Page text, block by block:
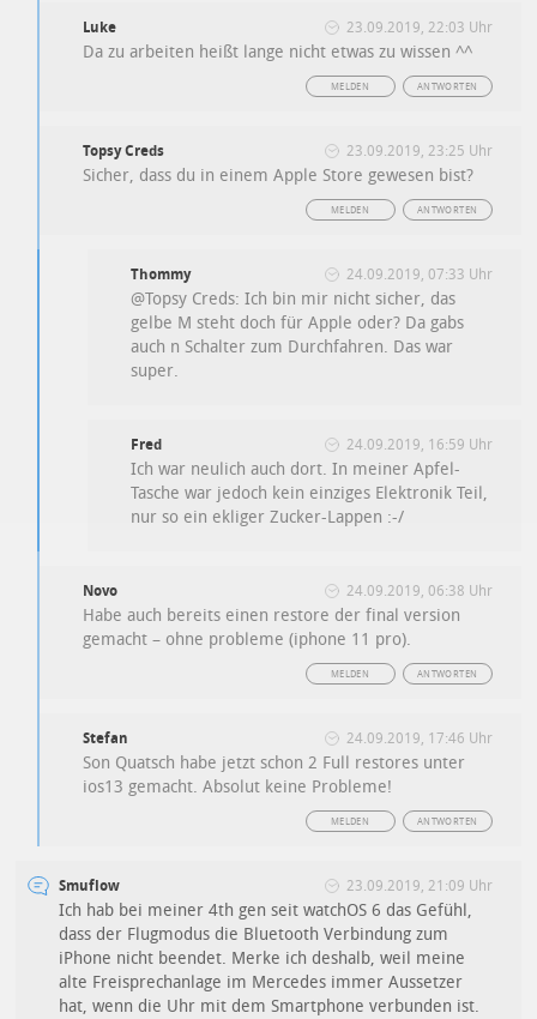
Luke 23.09.2019, 22:03 Uhr
Da zu arbeiten heißt lange nicht etwas zu wissen ^^
ANTWORTEN
MELDEN
Topsy Creds 23.09.2019, 23:25 Uhr
Sicher, dass du in einem Apple Store gewesen bist?
ANTWORTEN
MELDEN
Thommy 24.09.2019, 07:33 Uhr
@Topsy Creds: Ich bin mir nicht sicher, das
gelbe M steht doch für Apple oder? Da gabs
auch n Schalter zum Durchfahren. Das war
super.
Fred 24.09.2019, 16:59 Uhr
Ich war neulich auch dort. In meiner Apfel-
Tasche war jedoch kein einziges Elektronik Teil,
nur so ein ekliger Zucker-Lappen :-/
Novo 24.09.2019, 06:38 Uhr
Habe auch bereits einen restore der final version
gemacht – ohne probleme (iphone 11 pro).
ANTWORTEN
MELDEN
Stefan 24.09.2019, 17:46 Uhr
Son Quatsch habe jetzt schon 2 Full restores unter
ios13 gemacht. Absolut keine Probleme!
ANTWORTEN
MELDEN
Smuflow 23.09.2019, 21:09 Uhr
Ich hab bei meiner 4th gen seit watchOS 6 das Gefühl,
dass der Flugmodus die Bluetooth Verbindung zum
iPhone nicht beendet. Merke ich deshalb, weil meine
alte Freisprechanlage im Mercedes immer Aussetzer
hat, wenn die Uhr mit dem Smartphone verbunden ist.